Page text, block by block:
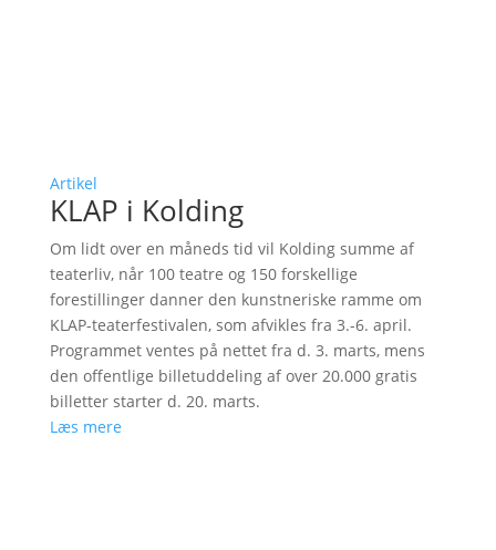
Artikel
KLAP i Kolding
Om lidt over en måneds tid vil Kolding summe af
teaterliv, når 100 teatre og 150 forskellige
forestillinger danner den kunstneriske ramme om
KLAP-teaterfestivalen, som afvikles fra 3.-6. april.
Programmet ventes på nettet fra d. 3. marts, mens
den offentlige billetuddeling af over 20.000 gratis
billetter starter d. 20. marts.
Læs mere